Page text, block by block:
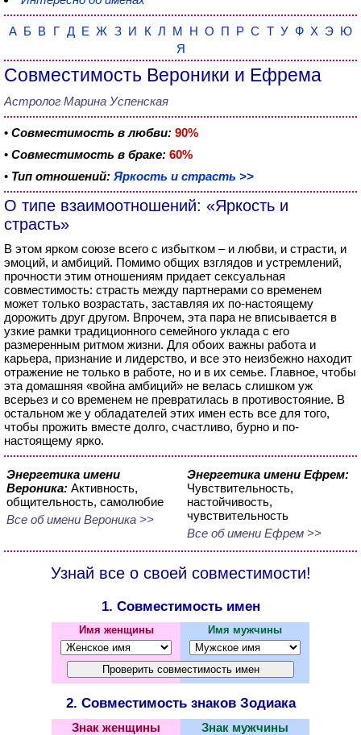
А Б В Г Д Е Ж З И К Л М Н О П Р С Т У Ф Х Э Ю
Я
Совместимость Вероники и Ефрема
Астролог Марина Успенская
• Совместимость в любви: 90%
• Совместимость в браке: 60%
• Тип отношений: Яркость и страсть >>
О типе взаимоотношений: «Яркость и
страсть»
В этом ярком союзе всего с избытком – и любви, и страсти, и
эмоций, и амбиций. Помимо общих взглядов и устремлений,
прочности этим отношениям придает сексуальная
совместимость: страсть между партнерами со временем
может только возрастать, заставляя их по-настоящему
дорожить друг другом. Впрочем, эта пара не вписывается в
узкие рамки традиционного семейного уклада с его
размеренным ритмом жизни. Для обоих важны работа и
карьера, признание и лидерство, и все это неизбежно находит
отражение не только в работе, но и в их семье. Главное, чтобы
эта домашняя «война амбиций» не велась слишком уж
всерьез и со временем не превратилась в противостояние. В
остальном же у обладателей этих имен есть все для того,
чтобы прожить вместе долго, счастливо, бурно и по-
настоящему ярко.
Энергетика имени
Вероника: Активность,
общительность, самолюбие
Все об имени Вероника >>
Энергетика имени Ефрем:
Чувствительность,
настойчивость,
чувствительность
Все об имени Ефрем >>
Узнай все о своей совместимости!
1. Совместимость имен
Имя женщины Имя мужчины
2. Совместимость знаков Зодиака
Знак женщины Знак мужчины